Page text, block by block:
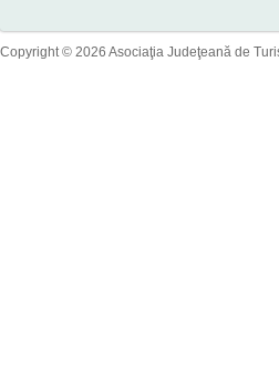
Copyright © 2026 Asociaţia Judeţeană de